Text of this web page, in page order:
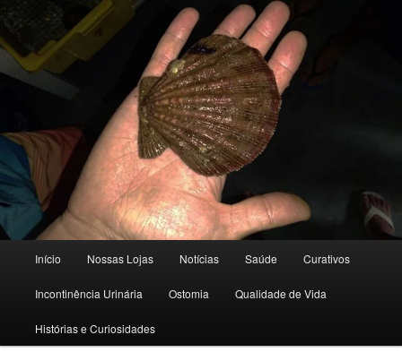
Blog 50+ Saúde | Cuidado e
Nutrição | Curativos Express
Dicas e novidades para saúde e qualidade de vida
principal
Início Nossas Lojas Notícias Saúde Curativos
Incontinência Urinária Ostomia Qualidade de Vida
Histórias e Curiosidades